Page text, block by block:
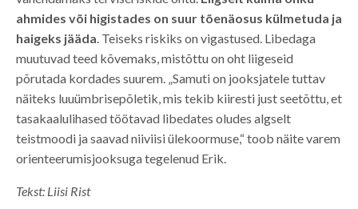
ahmides või higistades on suur tõenäosus külmetuda ja
haigeks jääda . Teiseks riskiks on vigastused. Libedaga
muutuvad teed kõvemaks, mistõttu on oht liigeseid
põrutada kordades suurem. „Samuti on jooksjatele tuttav
näiteks luuümbrisepõletik, mis tekib kiiresti just seetõttu, et
tasakaalulihased töötavad libedates oludes algselt
teistmoodi ja saavad niiviisi ülekoormuse,“ toob näite varem
orienteerumisjooksuga tegelenud Erik.
Tekst: Liisi Rist